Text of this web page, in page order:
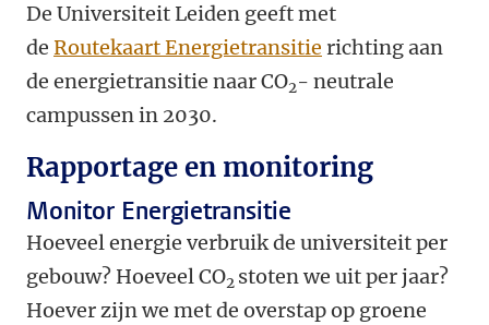
De Universiteit Leiden geeft met
de Routekaart Energietransitie richting aan
de energietransitie naar CO2- neutrale
campussen in 2030.
Rapportage en monitoring
Monitor Energietransitie
Hoeveel energie verbruik de universiteit per
gebouw? Hoeveel CO2 stoten we uit per jaar?
Hoever zijn we met de overstap op groene